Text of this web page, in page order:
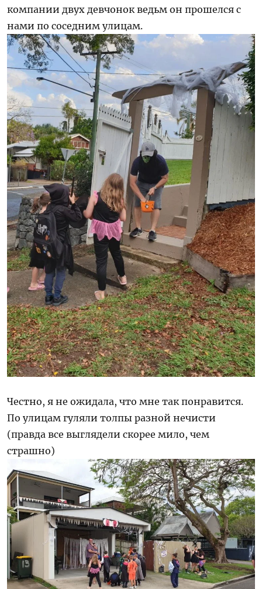
компании двух девчонок ведьм он прошелся с
нами по соседним улицам.
Честно, я не ожидала, что мне так понравится.
По улицам гуляли толпы разной нечисти
(правда все выглядели скорее мило, чем
страшно)